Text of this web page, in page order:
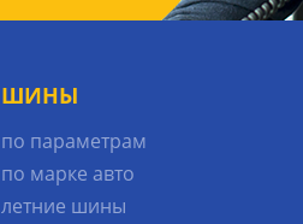
ШИНЫ
по параметрам
по марке авто
летние шины